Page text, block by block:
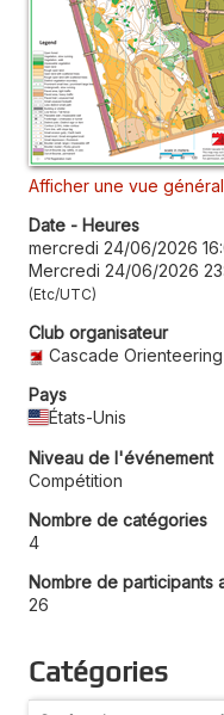
Afficher une vue
Date - Heures
mercredi 24/06/2026
Mercredi 24/06/2026
Etc/UTC
Club organisateur
Cascade
Pays
États-Unis
Niveau de l'événement
Compétition
Nombre de catégories
4
Nombre de participants
26
Catégories